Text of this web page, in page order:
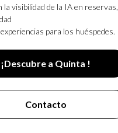
visibilidad de la IA en reservas,
para los huéspedes.
¡Descubre a Quinta !
Contacto